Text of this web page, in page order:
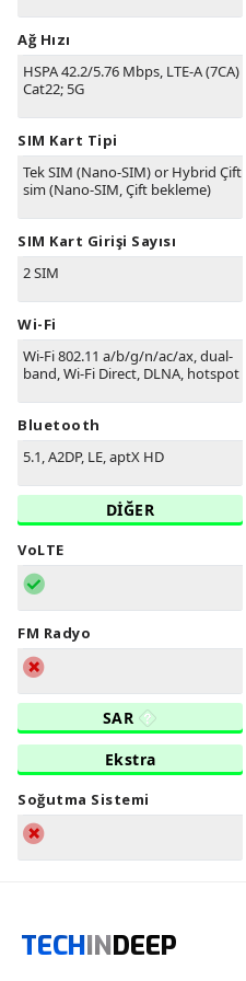
Ağ Hızı
HSPA 42.2/5.76 Mbps, LTE-A (7CA)
Cat22; 5G
SIM Kart Tipi
Tek SIM (Nano-SIM) or Hybrid Çift
sim (Nano-SIM, Çift bekleme)
SIM Kart Girişi Sayısı
2 SIM
Wi-Fi
Wi-Fi 802.11 a/b/g/n/ac/ax, dual-
band, Wi-Fi Direct, DLNA, hotspot
Bluetooth
5.1, A2DP, LE, aptX HD
DİĞER
VoLTE
FM Radyo
SAR
Ekstra
Soğutma Sistemi
TECHINDEEP